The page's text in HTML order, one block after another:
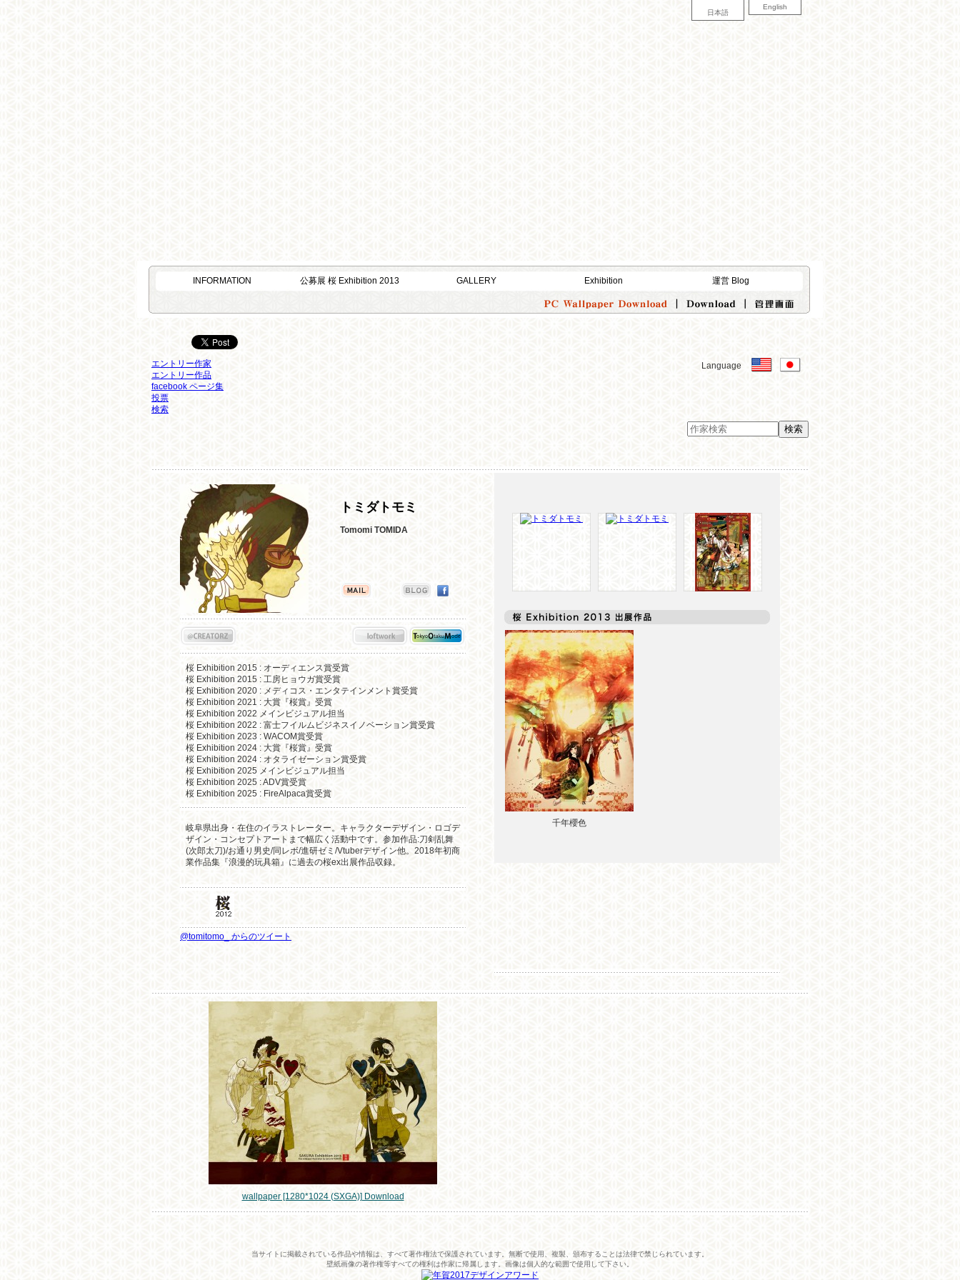
日本語
English
INFORMATION 公募展 桜 Exhibition 2013 GALLERY Exhibition 運営 Blog
Language
エントリー作家
エントリー作品
facebook ページ集
投票
検索
トミダトモミ
Tomomi TOMIDA
桜 Exhibition 2015 : オーディエンス賞受賞
桜 Exhibition 2015 : 工房ヒョウガ賞受賞
桜 Exhibition 2020 : メディコス・エンタテインメント賞受賞
桜 Exhibition 2021 : 大賞『桜賞』受賞
桜 Exhibition 2022 メインビジュアル担当
桜 Exhibition 2022 : 富士フイルムビジネスイノベーション賞受賞
桜 Exhibition 2023 : WACOM賞受賞
桜 Exhibition 2024 : 大賞『桜賞』受賞
桜 Exhibition 2024 : オタライゼーション賞受賞
桜 Exhibition 2025 メインビジュアル担当
桜 Exhibition 2025 : ADV賞受賞
桜 Exhibition 2025 : FireAlpaca賞受賞
岐阜県出身・在住のイラストレーター。キャラクターデザイン・ロゴデ
ザイン・コンセプトアートまで幅広く活動中です。参加作品:刀剣乱舞
(次郎太刀)/お通り男史/同レボ/進研ゼミ/Vtuberデザイン他。2018年初商
業作品集『浪漫的玩具箱』に過去の桜ex出展作品収録。
@tomitomo_ からのツイート
千年櫻色
wallpaper [1280*1024 (SXGA)] Download
当サイトに掲載されている作品や情報は、すべて著作権法で保護されています。無断で使用、複製、頒布することは法律で禁じられています。
壁紙画像の著作権等すべての権利は作家に帰属します。画像は個人的な範囲で使用して下さい。